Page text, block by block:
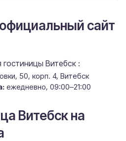
сайт
Витебск :
50, корп. 4, Витебск
ежедневно, 09:00–21:00
Витебск на